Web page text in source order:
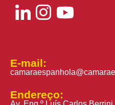
E-mail:
Endereço: